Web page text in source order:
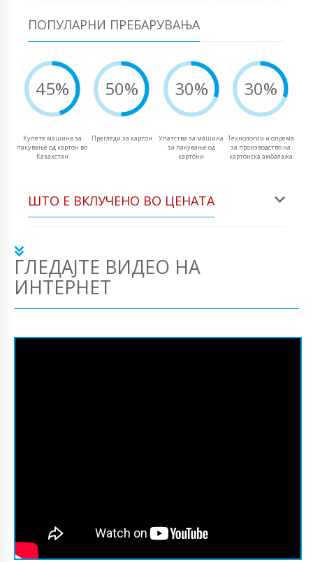
ПОПУЛАРНИ ПРЕБАРУВАЊА
45%
Купете машина за
пакување од картон во
Казахстан
50%
Прегледи за картон
30%
Упатства за машина
за пакување од
картони
30%
Технологии и опрема
за производство на
картонска амбалажа
ШТО Е ВКЛУЧЕНО ВО ЦЕНАТА
ГЛЕДАЈТЕ ВИДЕО НА
ИНТЕРНЕТ